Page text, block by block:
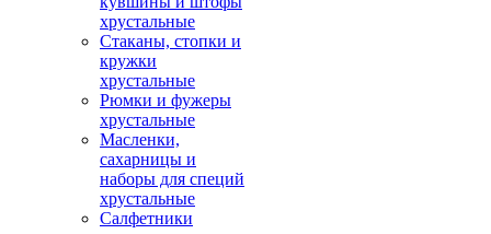
хрустальные
Стаканы, стопки и
кружки
хрустальные
Рюмки и фужеры
хрустальные
Масленки,
сахарницы и
наборы для специй
хрустальные
Салфетники